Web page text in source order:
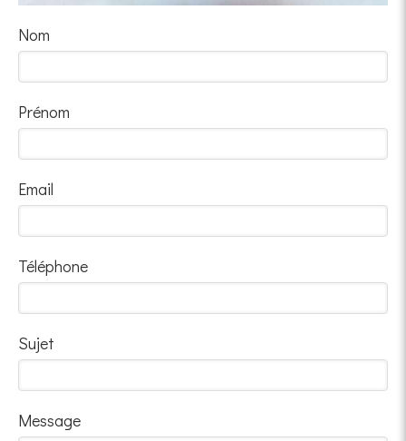
Nom
Prénom
Email
Téléphone
Sujet
Message